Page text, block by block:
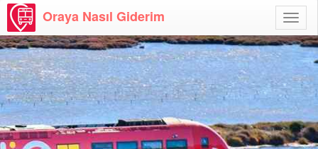
Aç
Oraya Nasıl Giderim